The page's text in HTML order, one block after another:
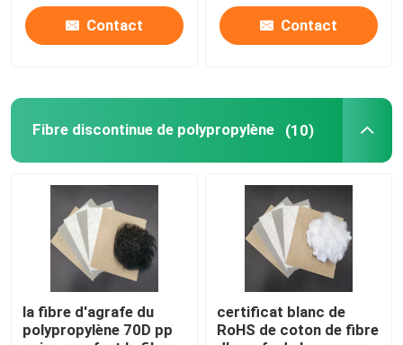
Fibre de polyester acoustique
Fibre de polyester colorée
Fibre de polyester ignifuge
Fibre de polyester conjuguée creuse de Siliconized
Fibre discontinue de polyesters conjuguée creuse
Fibre discontinue de polyesters de Vierge
Contact Contact
Fibre discontinue de polypropylène (10)
la fibre d'agrafe du
polypropylène 70D pp
certificat blanc de
RoHS de coton de fibre